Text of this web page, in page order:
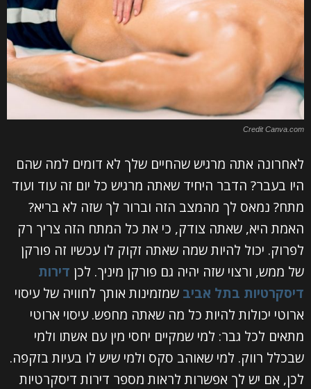
Credit Canva.com
לאחרונה אתה מרגיש שהחיים שלך לא דומים למה שהם
היו בעבר? הדבר היחיד שאתה מרגיש כל יום זה עוד ועוד
מתח? נמאס לך מהמצב הזה וברור לך שזה לא בריא?
האמת היא, שאתה צודק, כי את כל המתח הזה צריך רק
לפרוק. יכול להיות שמה שאתה זקוק לו עכשיו זה פורקן
של ממש, ורצוי שזה יהיה גם פורקן מיניך. לכן דירות
דיסקרטיות בתל אביב שמזמינות אותך לחוויה של עיסוי
ארוטי יכולות להיות כל מה שאתה מחפש. עיסוי ארוטי
מתאים לכל גבר: למי שמקיים יחסי מין עם אשתו ולמי
שבכלל רווק. למי שאוהב סקס ולמי שיש לו בעיות בזקפה.
לכן, אם יש לך אפשרות לראות מספר דירות דיסקרטיות